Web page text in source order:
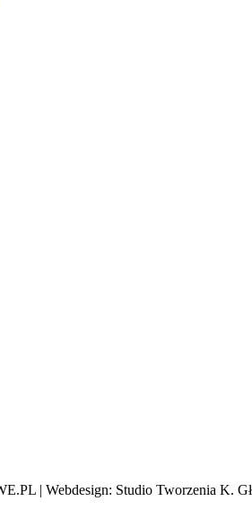
| Webdesign: Studio Tworzenia K.